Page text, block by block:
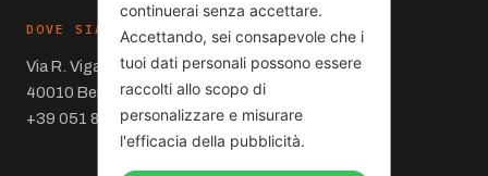
DOVE SIAMO
Via R. Viganò 10
40010 Bentivoglio (BO)
+39 051 860066
continuerai senza accettare.
Accettando, sei consapevole che i
tuoi dati personali possono essere
raccolti allo scopo di
personalizzare e misurare
l'efficacia della pubblicità.